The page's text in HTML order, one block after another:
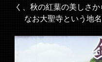
く、秋の紅葉の美しさ
なお大聖寺という地名
＜現地案内板より＞